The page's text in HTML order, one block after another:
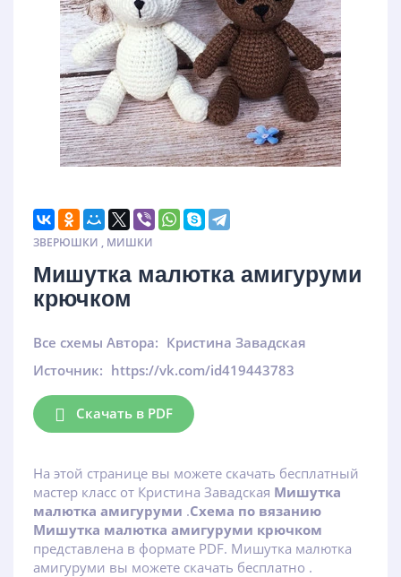
ЗВЕРЮШКИ , МИШКИ
Мишутка малютка амигуруми
крючком
Все схемы Автора: Кристина Завадская
Источник: https://vk.com/id419443783
Скачать в PDF
На этой странице вы можете скачать бесплатный
мастер класс от Кристина Завадская Мишутка
малютка амигуруми .Схема по вязанию
Мишутка малютка амигуруми крючком
представлена в формате PDF. Мишутка малютка
амигуруми вы можете скачать бесплатно .